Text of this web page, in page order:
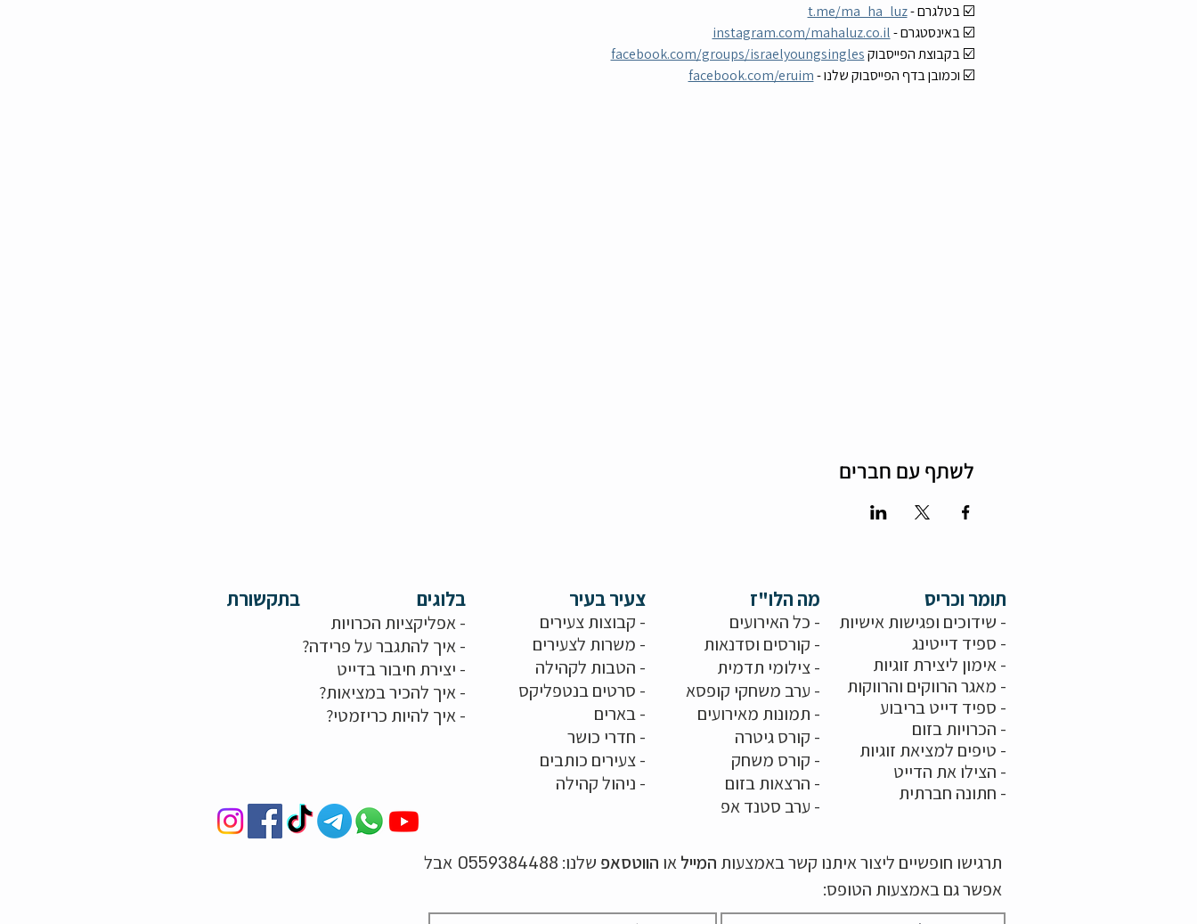
☑️ בטלגרם - t.me/ma_ha_luz
☑️ באינסטגרם - instagram.com/mahaluz.co.il
☑️ בקבוצת הפייסבוק facebook.com/groups/israelyoungsingles
☑️ וכמובן בדף הפייסבוק שלנו - facebook.com/eruim
לשתף עם חברים
בתקשורת בלוגים
-אפליקציות הכרויות
-איך להתגבר על פרידה?
- יצירת חיבור בדייט
-איך להכיר במציאות?
-איך להיות כריזמטי?
צעיר בעיר
- קבוצות צעירים
- משרות לצעירים
- הטבות לקהילה
- סרטים בנטפליקס
- בארים
- חדרי כושר
-צעירים כותבים
- ניהול קהילה
מה הלו"ז
- כל האירועים
- קורסים וסדנאות
-צילומי תדמית
- ערב משחקי קופסא
- תמונות מאירועים
- קורס גיטרה
- קורס משחק
- הרצאות בזום
- ערב סטנד אפ
תומר וכריס
- שידוכים ופגישות אישיות
- ספיד דייטינג
-אימון ליצירת זוגיות
- מאגר הרווקים והרווקות
- ספיד דייט בריבוע
- הכרויות בזום
- טיפים למציאת זוגיות
- הצילו את הדייט
- חתונה חברתית
תרגישו חופשיים ליצור איתנו קשר באמצעות המיילאו הווטסאפ שלנו: 0559384488 אבל
אפשר גם באמצעות הטופס: